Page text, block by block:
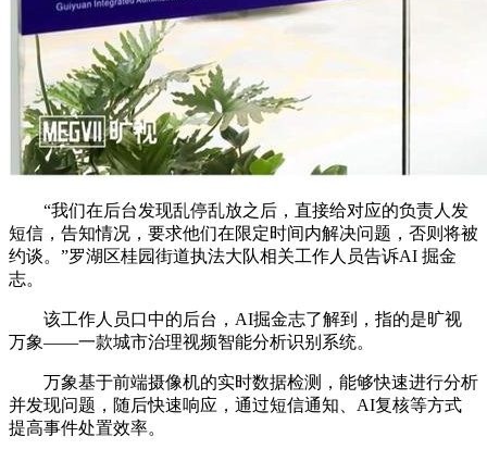
“我们在后台发现乱停乱放之后，直接给对应的负责人发
短信，告知情况，要求他们在限定时间内解决问题，否则将被
约谈。”罗湖区桂园街道执法大队相关工作人员告诉AI 掘金
志。
该工作人员口中的后台，AI掘金志了解到，指的是旷视
万象——一款城市治理视频智能分析识别系统。
万象基于前端摄像机的实时数据检测，能够快速进行分析
并发现问题，随后快速响应，通过短信通知、AI复核等方式
提高事件处置效率。